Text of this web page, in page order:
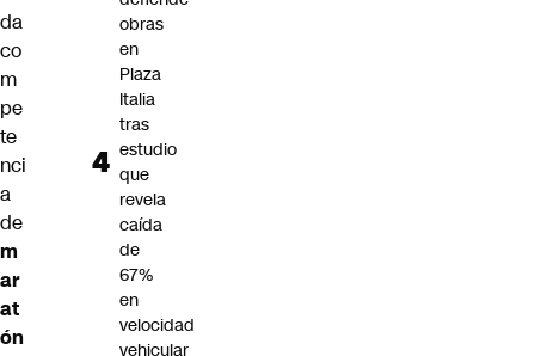
da
co
m
pe
te
nci
a
de
m
ar
at
ón
obras
en
Plaza
Italia
tras
estudio
que
revela
caída
de
67%
en
velocidad
vehicular